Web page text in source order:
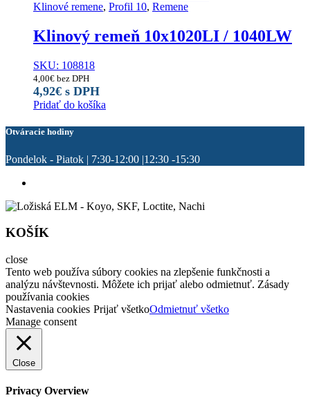
Klinové remene, Profil 10, Remene
Klinový remeň 10x1020LI / 1040LW
SKU: 108818
4,00€ bez DPH
4,92€ s DPH
Pridať do košíka
Otváracie hodiny
Pondelok - Piatok | 7:30-12:00 |12:30 -15:30
KOŠÍK
close
Tento web používa súbory cookies na zlepšenie funkčnosti a
analýzu návštevnosti. Môžete ich prijať alebo odmietnuť. Zásady
používania cookies
Nastavenia cookies Prijať všetkoOdmietnuť všetko
Manage consent
Close
Privacy Overview